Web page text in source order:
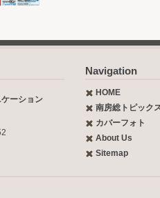
ーション
Navigation
HOME
南房総トピック
カバーフォト
About Us
Sitemap